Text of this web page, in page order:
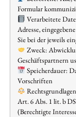
Formular
Verarbeitete
Adresse,
Sie bei der jeweils
Zweck:
Geschäftspartnern
Speicherdauer:
Vorschriften
Art. 6 Abs. 1 lit. b
(Berechtigte